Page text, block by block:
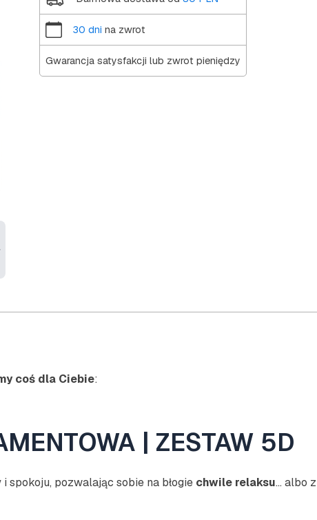
30 dni na zwrot
Gwarancja satysfakcji lub zwrot pieniędzy
coś dla Ciebie:
| ZESTAW 5D
spokoju, pozwalając sobie na błogie chwile relaksu… albo